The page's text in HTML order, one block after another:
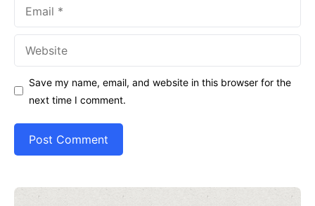
Save my name, email, and website in this browser for the
next time I comment.